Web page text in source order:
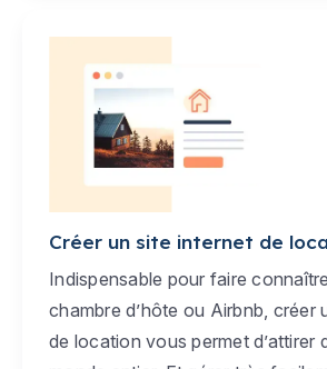
Créer un site internet de
Indispensable pour faire
chambre d’hôte ou Airbnb, créer
de location vous permet d’attirer